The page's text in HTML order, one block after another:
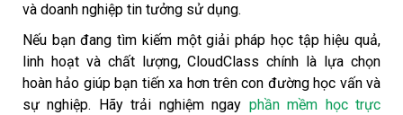
và doanh nghiệp tin tưởng sử dụng.
Nếu bạn đang tìm kiếm một giải pháp học tập hiệu quả,
linh hoạt và chất lượng, CloudClass chính là lựa chọn
hoàn hảo giúp bạn tiến xa hơn trên con đường học vấn và
sự nghiệp. Hãy trải nghiệm ngay phần mềm học trực